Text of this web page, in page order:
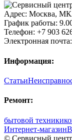
Адрес: Москва,
График работы:
Телефон: +7 903
Электронная почта:
Информация:
Статьи
Ремонт:
бытовой техники
Интернет-магазин
© Сервисный